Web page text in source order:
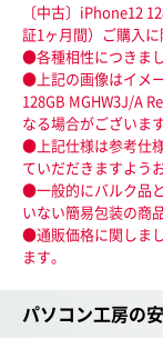
〔中古〕iPhone12
証1ヶ月間）ご購入
●各種相性につきま
●上記の画像はイメ
128GB MGHW3J/A
なる場合がございます
●上記仕様は参考仕
ていだだきますよう
●一般的にバルク品
いない簡易包装の商
●通販価格に関しま
ます。
パソコン工房の